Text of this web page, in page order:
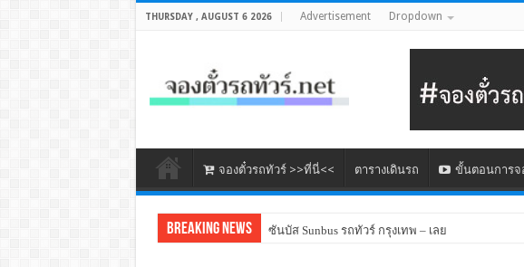
THURSDAY , AUGUST 6 2026 Advertisement Dropdown
จองตั๋วรถทัวร์ >>ที่นี่<< ตารางเดินรถ ขั้นตอนการจ
Breaking News ซันบัส Sunbus รถทัวร์ กรุงเทพ – เลย